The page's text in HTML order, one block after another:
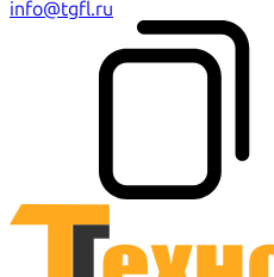
info@tgfl.ru